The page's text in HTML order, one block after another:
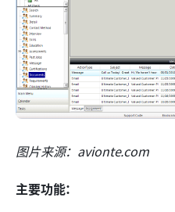
图片来源：avionte.com
主要功能：